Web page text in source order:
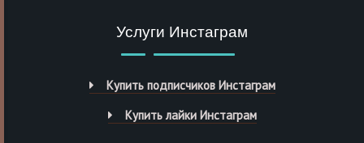
Услуги Инстаграм
Купить подписчиков Инстаграм
Купить лайки Инстаграм